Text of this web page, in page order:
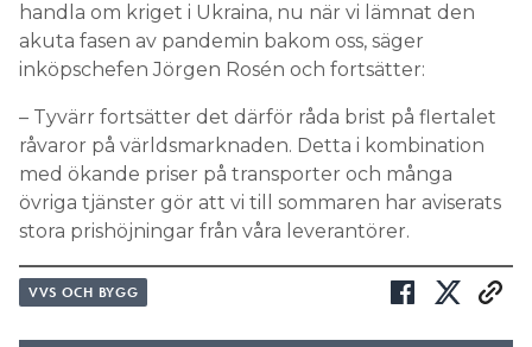
handla om kriget i Ukraina, nu när vi lämnat den
akuta fasen av pandemin bakom oss, säger
inköpschefen Jörgen Rosén och fortsätter:
– Tyvärr fortsätter det därför råda brist på flertalet
råvaror på världsmarknaden. Detta i kombination
med ökande priser på transporter och många
övriga tjänster gör att vi till sommaren har aviserats
stora prishöjningar från våra leverantörer.
VVS OCH BYGG